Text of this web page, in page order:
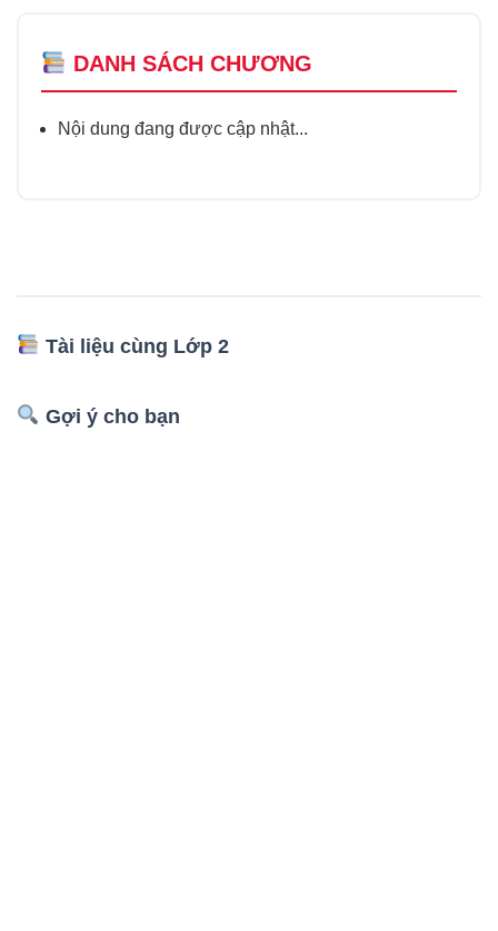
DANH SÁCH CHƯƠNG
Nội dung đang được cập nhật...
Tài liệu cùng Lớp 2
Gợi ý cho bạn